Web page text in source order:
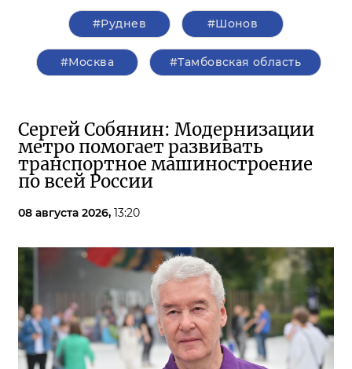
#Руднев #Шонов
#Москва #Тамбовская область
Сергей Собянин: Модернизации
метро помогает развивать
транспортное машиностроение
по всей России
08 августа 2026, 13:20